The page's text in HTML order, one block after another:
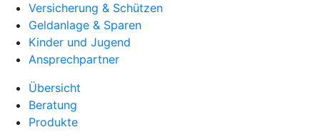
Versicherung & Schützen
Geldanlage & Sparen
Kinder und Jugend
Ansprechpartner
Übersicht
Beratung
Produkte